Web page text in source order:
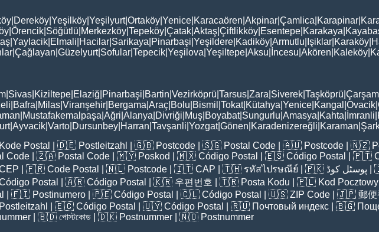
Dereköy Yeşilköy Yeşilyurt|Ortaköy Yenice Karacaören Akpinar Çamlica Karapinar
Örencik Söğütlü Merkezköy Tepeköy Çatak Aktaş Çiftlikköy Esentepe Karakaya
Yaylacik Elmali Hacilar Sarikaya Pinarbaşi Yeşildere Kadiköy Armutlu Işiklar Karaköy
Çağlayan Güzelyurt| Sofular Tepecik Yeşilova Yeşiltepe Aksu İncesu Akören Kaleköy
Sivas Kiziltepe Elaziğ Pinarbaşi Bartin Vezirköprü Tarsus Zara Siverek Taşköprü
Bafra Milas Viranşehir Bergama Araç Bolu Bismil Tokat| Kütahya Yenice Kangal Ovacik
Mustafakemalpaşa Ağri Alanya Divriği Muş Boyabat| Sungurlu Amasya Kahta İmranli
|Ayvacik Varto Dursunbey Harran Tavşanli Yozgat|Gönen Karadenizereğli Karaman
Kode Postal | 🇩🇪 Postleitzahl | 🇬🇧 Postcode | 🇸🇬 Postal Code | 🇦🇺 Postcode | 🇳🇿
Code | 🇿🇦 Postal Code | 🇲🇾 Poskod | 🇲🇽 Código Postal | 🇪🇸 Código Postal | 🇵🇹
| 🇫🇷 Code Postal | 🇳🇱 Postcode | 🇮🇹 CAP | 🇹🇭 รหัสไปรษณีย์ | 🇵🇰 پوسٹل کوڈ |
Postal | 🇦🇷 Código Postal | 🇰🇷 우편번호 | 🇹🇷 Posta Kodu | 🇵🇱 Kod Pocztowy
| 🇫🇮 Postinumero | 🇵🇪 Código Postal | 🇨🇱 Código Postal | 🇺🇸 ZIP Code | 🇯🇵 郵
Postleitzahl | 🇪🇨 Código Postal | 🇺🇾 Código Postal | 🇷🇺 Почтовый индекс | 🇧🇬
| 🇧🇩 পোস্টকোড | 🇩🇰 Postnummer | 🇳🇴 Postnummer